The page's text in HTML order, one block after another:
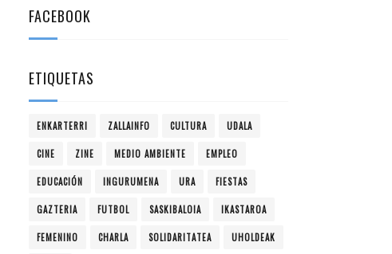
FACEBOOK
ETIQUETAS
ENKARTERRI ZALLAINFO CULTURA UDALA
CINE ZINE MEDIO AMBIENTE EMPLEO
EDUCACIÓN INGURUMENA URA FIESTAS
GAZTERIA FUTBOL SASKIBALOIA IKASTAROA
FEMENINO CHARLA SOLIDARITATEA UHOLDEAK